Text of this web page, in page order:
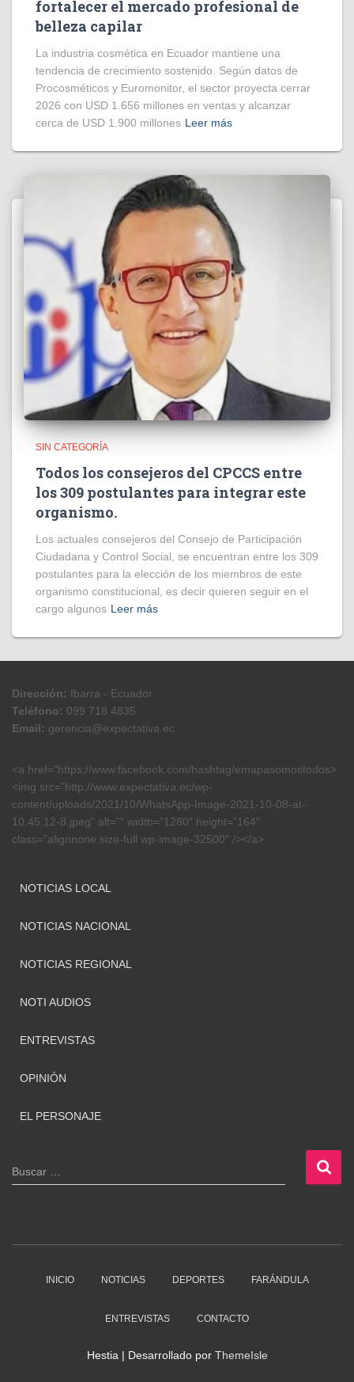
fortalecer el mercado profesional de
belleza capilar
La industria cosmética en Ecuador mantiene una
tendencia de crecimiento sostenido. Según datos de
Procosméticos y Euromonitor, el sector proyecta cerrar
2026 con USD 1.656 millones en ventas y alcanzar
cerca de USD 1.900 millones Leer más
SIN CATEGORÍA
Todos los consejeros del CPCCS entre
los 309 postulantes para integrar este
organismo.
Los actuales consejeros del Consejo de Participación
Ciudadana y Control Social, se encuentran entre los 309
postulantes para la elección de los miembros de este
organismo constitucional, es decir quieren seguir en el
cargo algunos Leer más
Dirección: Ibarra - Ecuador
Teléfono: 099 718 4835
Email: gerencia@expectativa.ec
<a href=”https://www.facebook.com/hashtag/emapasomostodos>
<img src=”http://www.expectativa.ec/wp-
content/uploads/2021/10/WhatsApp-Image-2021-10-08-at-
10.45.12-8.jpeg” alt=”” width=”1280″ height=”164″
class=”alignnone size-full wp-image-32500″ /></a>
NOTICIAS LOCAL
NOTICIAS NACIONAL
NOTICIAS REGIONAL
NOTI AUDIOS
ENTREVISTAS
OPINIÓN
EL PERSONAJE
B
u
Buscar …
INICIO NOTICIAS DEPORTES FARÁNDULA
ENTREVISTAS CONTACTO
Hestia | Desarrollado por ThemeIsle